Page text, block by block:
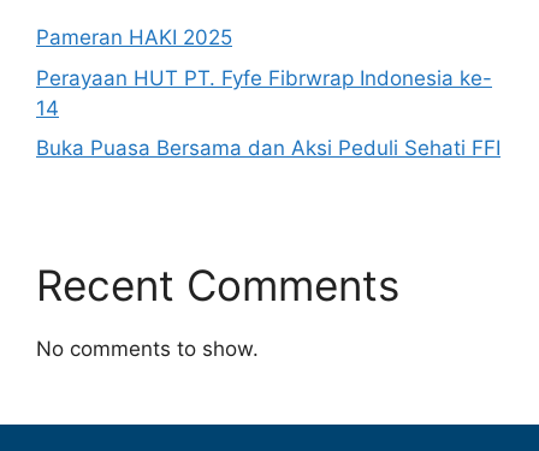
Pameran HAKI 2025
Perayaan HUT PT. Fyfe Fibrwrap Indonesia ke-
14
Buka Puasa Bersama dan Aksi Peduli Sehati FFI
Recent Comments
No comments to show.